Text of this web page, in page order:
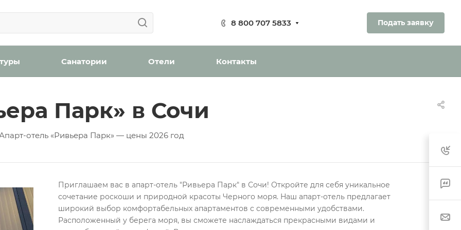
8 800 707 5833 Подать заявку
Санатории Отели Контакты
Парк» в Сочи
отель «Ривьера Парк» — цены 2026 год
время с вами свяжется менеджер отдела бронирования.
Проверьте, верно ли указан номер телефона для связи
Отправить
Мы уведомим вас, когда появятся места в наличии.
Приглашаем вас в апарт-отель "Ривьера Парк" в Сочи! Откройте для себя уникальное
сочетание роскоши и природной красоты Черного моря. Наш апарт-отель предлагает
широкий выбор комфортабельных апартаментов с современными удобствами.
Расположенный у берега моря, вы сможете наслаждаться прекрасными видами и
персональных данных
Забронировать номер